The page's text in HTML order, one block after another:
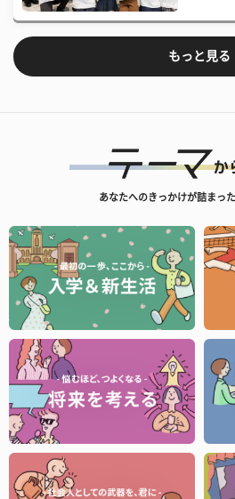
もっと見る
あなたへのきっかけが詰まっ